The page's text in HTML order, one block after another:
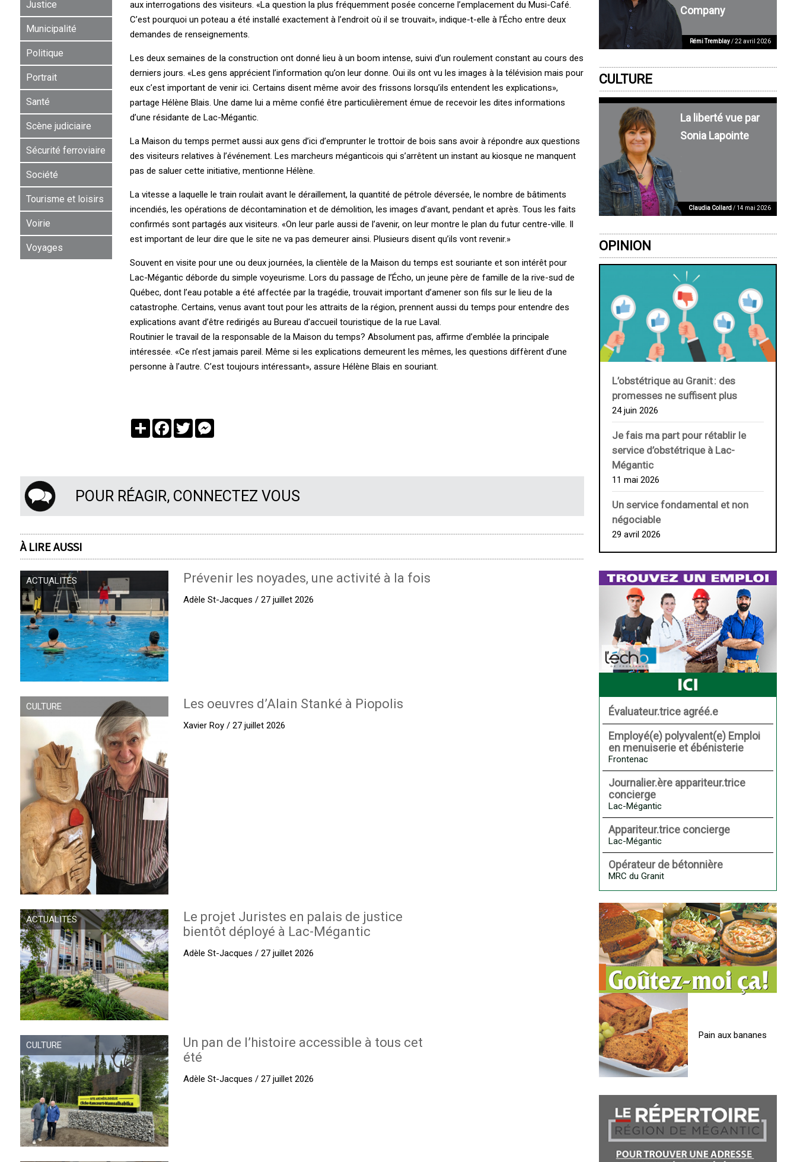
Justice
Municipalité
Politique
Portrait
Santé
Scène judiciaire
Sécurité ferroviaire
Société
Tourisme et loisirs
Voirie
Voyages
aux interrogations des visiteurs. «La question la plus fréquemment posée concerne l’emplacement du Musi-Café.
C’est pourquoi un poteau a été installé exactement à l’endroit où il se trouvait», indique-t-elle à l’Écho entre deux
demandes de renseignements.
Les deux semaines de la construction ont donné lieu à un boom intense, suivi d’un roulement constant au cours des
derniers jours. «Les gens apprécient l’information qu’on leur donne. Oui ils ont vu les images à la télévision mais pour
eux c’est important de venir ici. Certains disent même avoir des frissons lorsqu’ils entendent les explications»,
partage Hélène Blais. Une dame lui a même confié être particulièrement émue de recevoir les dites informations
d’une résidante de Lac-Mégantic.
La Maison du temps permet aussi aux gens d’ici d’emprunter le trottoir de bois sans avoir à répondre aux questions
des visiteurs relatives à l’événement. Les marcheurs méganticois qui s’arrêtent un instant au kiosque ne manquent
pas de saluer cette initiative, mentionne Hélène.
La vitesse a laquelle le train roulait avant le déraillement, la quantité de pétrole déversée, le nombre de bâtiments
incendiés, les opérations de décontamination et de démolition, les images d’avant, pendant et après. Tous les faits
confirmés sont partagés aux visiteurs. «On leur parle aussi de l’avenir, on leur montre le plan du futur centre-ville. Il
est important de leur dire que le site ne va pas demeurer ainsi. Plusieurs disent qu’ils vont revenir.»
Souvent en visite pour une ou deux journées, la clientèle de la Maison du temps est souriante et son intérêt pour
Lac-Mégantic déborde du simple voyeurisme. Lors du passage de l’Écho, un jeune père de famille de la rive-sud de
Québec, dont l’eau potable a été affectée par la tragédie, trouvait important d’amener son fils sur le lieu de la
catastrophe. Certains, venus avant tout pour les attraits de la région, prennent aussi du temps pour entendre des
explications avant d’être redirigés au Bureau d’accueil touristique de la rue Laval.
Routinier le travail de la responsable de la Maison du temps? Absolument pas, affirme d’emblée la principale
intéressée. «Ce n’est jamais pareil. Même si les explications demeurent les mêmes, les questions diffèrent d’une
personne à l’autre. C’est toujours intéressant», assure Hélène Blais en souriant.
PartagerFacebook
TwitterMessenger
POUR RÉAGIR, CONNECTEZ VOUS
À LIRE AUSSI
ACTUALITÉS Prévenir les noyades, une activité à la fois
Adèle St-Jacques / 27 juillet 2026
CULTURE Les oeuvres d’Alain Stanké à Piopolis
Xavier Roy / 27 juillet 2026
ACTUALITÉS
Le projet Juristes en palais de justice
bientôt déployé à Lac-Mégantic
Adèle St-Jacques / 27 juillet 2026
CULTURE
Un pan de l’histoire accessible à tous cet
été
Adèle St-Jacques / 27 juillet 2026
Company
Rémi Tremblay/ 22 avril 2026
CULTURE
La liberté vue par
Sonia Lapointe
Claudia Collard/ 14 mai 2026
OPINION
L’obstétrique au ­Granit : des
promesses ne suffisent plus
24 juin 2026
Je fais ma part pour rétablir le
service d’obstétrique à Lac-
Mégantic
11 mai 2026
Un service fondamental et non
négociable
29 avril 2026
Évaluateur.trice agréé.e
Employé(e) polyvalent(e) Emploi
en menuiserie et ébénisterie
Frontenac
Journalier.ère appariteur.trice
concierge
Lac-Mégantic
Appariteur.trice concierge
Lac-Mégantic
Opérateur de bétonnière
MRC du Granit
Pain aux bananes